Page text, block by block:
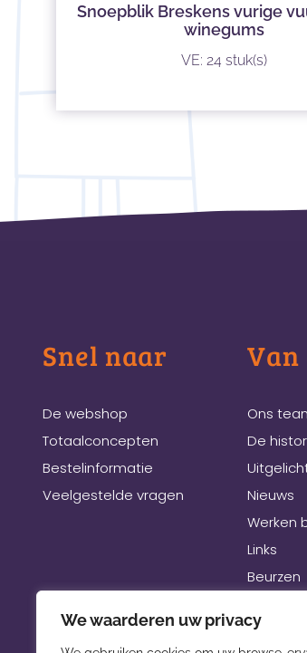
We waarderen uw privacy
Snoepblik Breskens vurige
winegums
VE: 24 stuk(s)
Snel naar
De webshop
Totaalconcepten
Bestelinformatie
Veelgestelde vragen
Van
Ons
De
Nieuws
Werken
Links
Beurzen